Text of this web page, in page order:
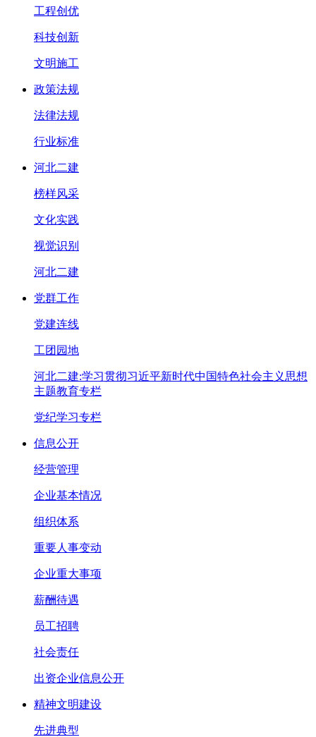
工程创优
科技创新
文明施工
政策法规
法律法规
行业标准
河北二建
榜样风采
文化实践
视觉识别
河北二建
党群工作
党建连线
工团园地
河北二建:学习贯彻习近平新时代中国特色社会主义思想
主题教育专栏
党纪学习专栏
信息公开
经营管理
企业基本情况
组织体系
重要人事变动
企业重大事项
薪酬待遇
员工招聘
社会责任
出资企业信息公开
精神文明建设
先进典型